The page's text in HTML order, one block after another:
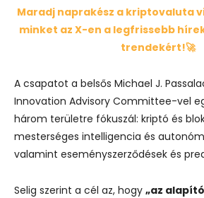
Maradj naprakész a kriptovaluta
minket az X-en a legfrissebb
trendekért!🚀
A csapatot a belsős Michael J.
Innovation Advisory Committee-vel
három területre fókuszál: kriptó és
mesterséges intelligencia és
valamint eseményszerződések és
Selig szerint a cél az, hogy „az